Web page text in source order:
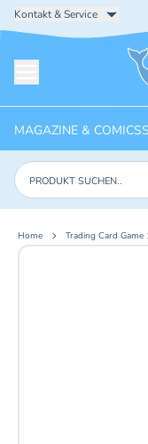
Kontakt & Service
MAGAZINE & COMICS
Produkte suchen
Home Trading Card Game